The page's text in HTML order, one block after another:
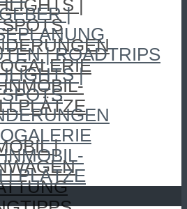
|
|
|
| ROADTRIPS
|